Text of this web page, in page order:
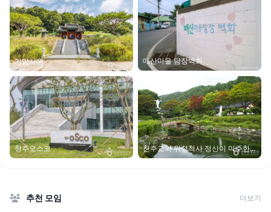
기암서원 매산마을 담장벽화
청주오스코
천주교와 위정척사 정신이 마주한
제천
추천 모임 더보기